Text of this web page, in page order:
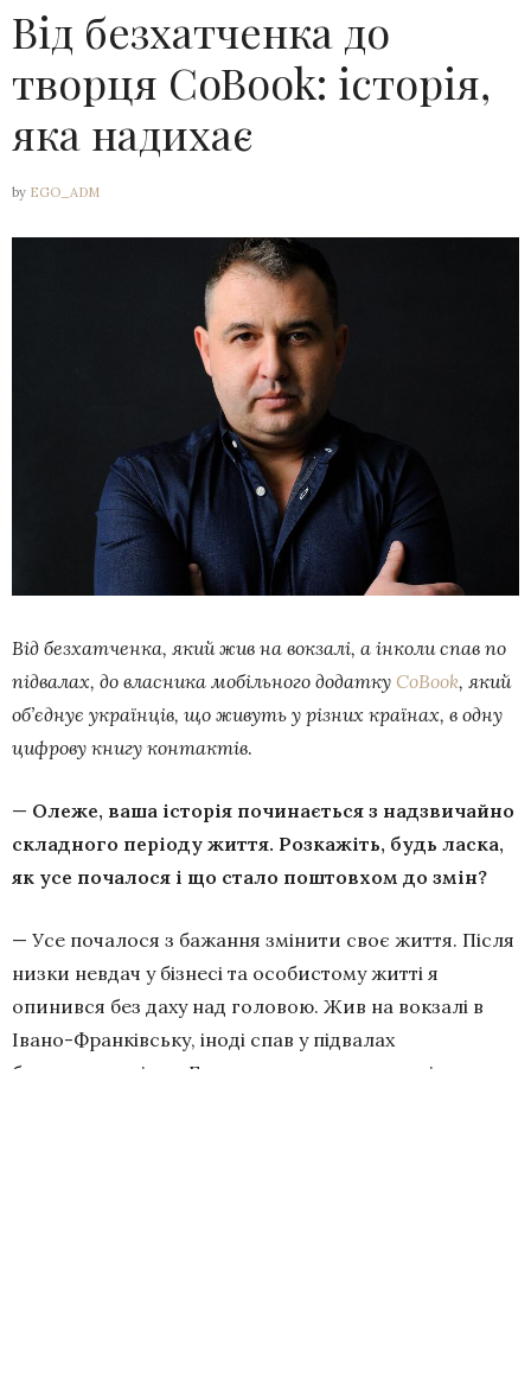
Від безхатченка до
творця CoBook: історія,
яка надихає
by EGO_ADM
Від безхатченка, який жив на вокзалі, а інколи спав по
підвалах, до власника мобільного додатку CoBook, який
об’єднує українців, що живуть у різних країнах, в одну
цифрову книгу контактів.
— Олеже, ваша історія починається з надзвичайно
складного періоду життя. Розкажіть, будь ласка,
як усе почалося і що стало поштовхом до змін?
— Усе почалося з бажання змінити своє життя. Після
низки невдач у бізнесі та особистому житті я
опинився без даху над головою. Жив на вокзалі в
Івано-Франківську, іноді спав у підвалах
багатоповерхівок. Було важко, але саме тоді я